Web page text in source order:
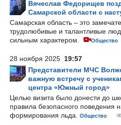
Вячеслав Федорищев
Самарской области с
Самарская область – это
трудолюбивые и талантливые
сильным характером.
Общество
28 ноября 2025 19:57
Представители МЧС
важную встречу с
центра «Южный город»
Целью визита было донести до
правила безопасного поведения
формирования льда.
Общество